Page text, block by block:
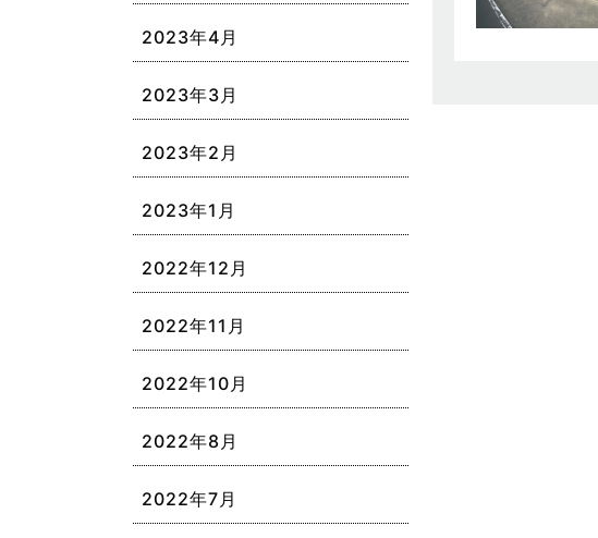
2023年4月
2023年3月
2023年2月
2023年1月
2022年12月
2022年11月
2022年10月
2022年8月
2022年7月